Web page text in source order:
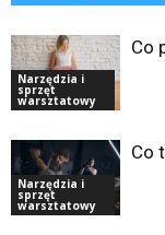
Narzędzia i
sprzęt
warsztatowy
Co
Narzędzia i
sprzęt
warsztatowy
Co